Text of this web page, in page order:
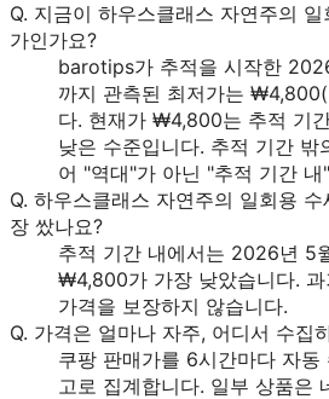
Q. 지금이 하우스클래스 자연주의
가인가요?
barotips가 추적을 시작한
까지 관측된 최저가는
다. 현재가 ₩4,800는 추적 기
낮은 수준입니다. 추적 기간 밖
어 "역대"가 아닌 "추적 기간
Q. 하우스클래스 자연주의 일회용
장 쌌나요?
추적 기간 내에서는 2026년 5
₩4,800가 가장 낮았습니다. 과
가격을 보장하지 않습니다.
Q. 가격은 얼마나 자주, 어디서 수집
쿠팡 판매가를 6시간마다 자
고로 집계합니다. 일부 상품은